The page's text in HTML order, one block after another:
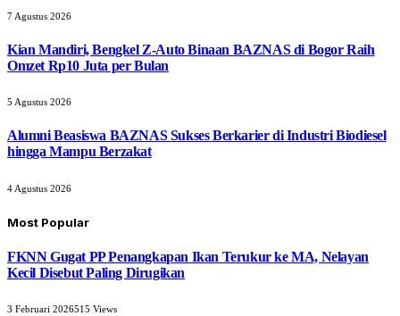
7 Agustus 2026
Kian Mandiri, Bengkel Z-Auto Binaan BAZNAS di Bogor Raih
Omzet Rp10 Juta per Bulan
5 Agustus 2026
Alumni Beasiswa BAZNAS Sukses Berkarier di Industri Biodiesel
hingga Mampu Berzakat
4 Agustus 2026
Most Popular
FKNN Gugat PP Penangkapan Ikan Terukur ke MA, Nelayan
Kecil Disebut Paling Dirugikan
3 Februari 2026515 Views